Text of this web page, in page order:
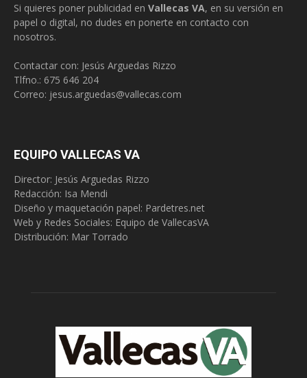
Si quieres poner publicidad en Vallecas VA, en su versión en
papel o digital, no dudes en ponerte en contacto con
nosotros.
Contactar con: Jesús Arguedas Rizzo
Tlfno.: 675 646 204
Correo: jesus.arguedas@vallecas.com
EQUIPO VALLECAS VA
Director: Jesús Arguedas Rizzo
Redacción: Isa Mendi
Diseño y maquetación papel: Pardetres.net
Web y Redes Sociales: Equipo de VallecasVA
Distribución: Mar Torrado